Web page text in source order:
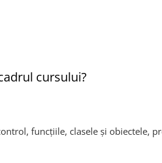
cursului?
funcțiile, clasele și obiectele,